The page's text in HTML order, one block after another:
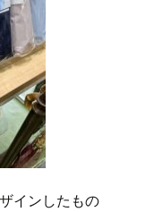
インしたもの